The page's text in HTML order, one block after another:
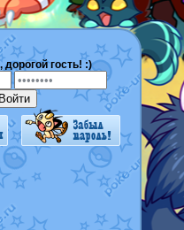
дорогой гость! :)